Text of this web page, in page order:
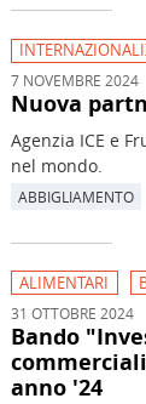
7 NOVEMBRE 2024
Nuova
Agenzia ICE e
nel mondo.
ABBIGLIAMENTO
ALIMENTARI
31 OTTOBRE 2024
Bando
anno '24